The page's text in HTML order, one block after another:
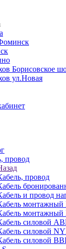
Борисовское
ул.Новая
провод
провод
и провод
силовой
силовой
силовой